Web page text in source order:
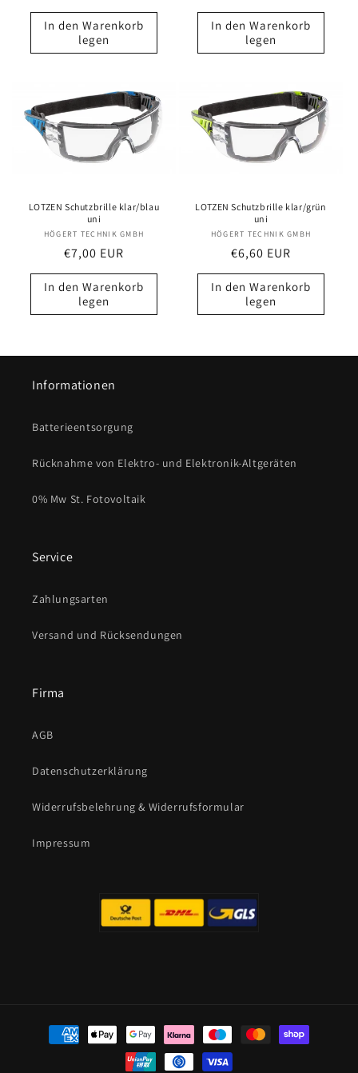
Preis
In den Warenkorb
legen
In den Warenkorb
legen
LOTZEN Schutzbrille klar/blau
uni
Anbieter:
HÖGERT TECHNIK GMBH
Normaler
Preis
€7,00 EUR
In den Warenkorb
legen
LOTZEN Schutzbrille klar/grün
uni
Anbieter:
HÖGERT TECHNIK GMBH
Normaler
Preis
€6,60 EUR
In den Warenkorb
legen
Informationen
Batterieentsorgung
Rücknahme von Elektro- und Elektronik-Altgeräten
0% Mw St. Fotovoltaik
Service
Zahlungsarten
Versand und Rücksendungen
Firma
AGB
Datenschutzerklärung
Widerrufsbelehrung & Widerrufsformular
Impressum
Zahlungsmethoden